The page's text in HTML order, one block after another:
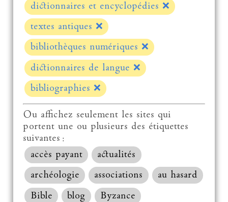
dictionnaires et encyclopédies ❌
textes antiques ❌
bibliothèques numériques ❌
dictionnaires de langue ❌
bibliographies ❌
Ou affichez seulement les sites qui
portent une ou plusieurs des étiquettes
suivantes :
accès payant
actualités
archéologie
associations
au hasard
Bible
blog
Byzance